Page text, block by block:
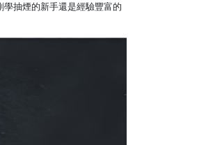
抽煙的新手還是經驗豐富的